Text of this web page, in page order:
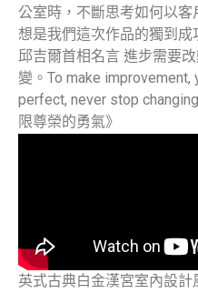
公室時，不斷思考如何以
想是我們這次作品的獨到
邱吉爾首相名言 進步需要
變。To make improvement,
perfect, never stop
限尊榮的勇氣》
英式古典白金漢宮室內設